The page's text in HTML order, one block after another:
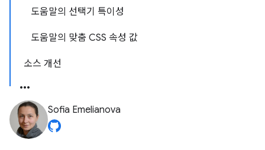
도움말의 선택기 특이성
도움말의 맞춤 CSS 속성 값
소스 개선
Sofia Emelianova